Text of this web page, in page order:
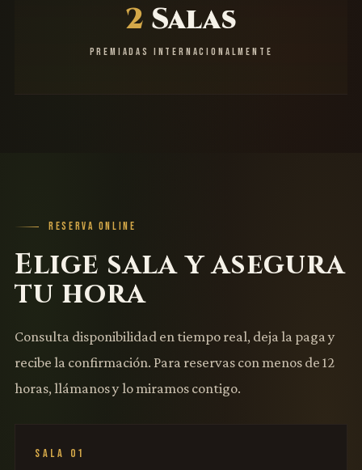
2 Salas
PREMIADAS INTERNACIONALMENTE
RESERVA ONLINE
Elige sala y asegura
tu hora
Consulta disponibilidad en tiempo real, deja la paga y
recibe la confirmación. Para reservas con menos de 12
horas, llámanos y lo miramos contigo.
SALA 01